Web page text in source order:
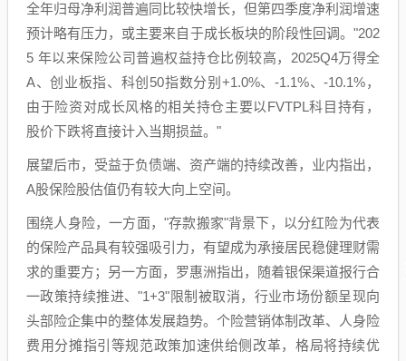
全年归母净利润普遍同比较快增长，但第四季度净利润增速
预计略有压力，或主要来自于成长板块的阶段性回调。"202
5 年以来保险公司普遍权益持仓比例较高，2025Q4万得全
A、创业板指、科创50指数分别+1.0%、-1.1%、-10.1%，
由于险资对成长风格的相关持仓主要以FVTPL科目持有，
股价下跌将直接计入当期损益。"
展望后市，受益于负债端、资产端的持续改善，业内指出，
A股保险股估值仍有较大向上空间。
围绕人身险，一方面，"存款搬家"背景下，以分红险为代表
的保险产品具有较强吸引力，有望成为承接居民稳健理财需
求的重要方；另一方面，罗惠洲指出，随着银保渠道报行合
一政策持续推进、"1+3"限制被取消，行业市场份额呈现向
头部险企集中的整体发展趋势。个险营销体制改革、人身险
费用分摊指引等规范政策加速供给侧改革，格局将持续优